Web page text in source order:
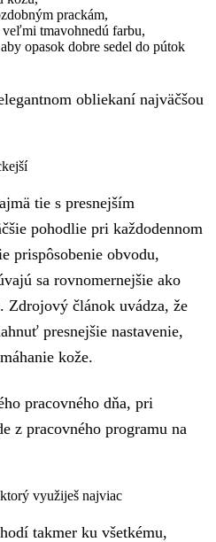
prackám,
tmavohnedú farbu,
opasok dobre sedel do pútok
obliekaní najväčšou
tie s presnejším
pohodlie pri každodennom
prispôsobenie obvodu,
sa rovnomernejšie ako
Zdrojový článok uvádza, že
presnejšie nastavenie,
kože.
pracovného dňa, pri
z pracovného programu na
využiješ najviac
takmer ku všetkému,